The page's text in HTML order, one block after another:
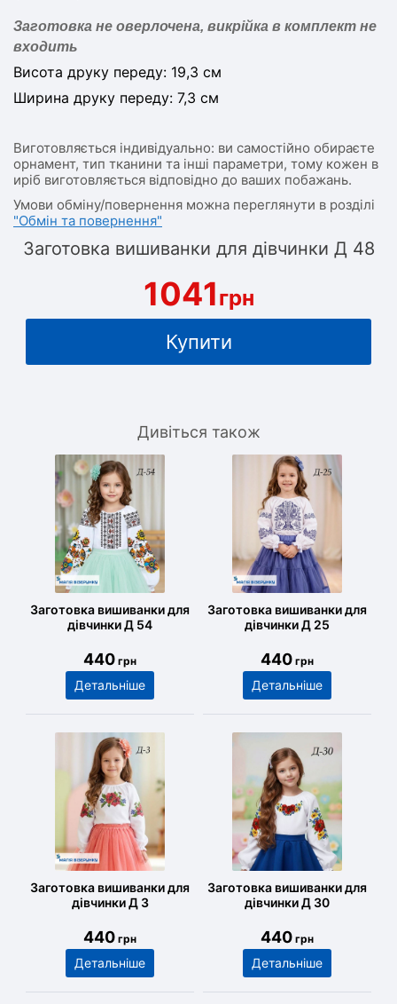
Заготовка не оверлочена, викрійка в комплект не
входить
Висота друку переду: 19,3 см
Ширина друку переду: 7,3 см
Виготовляється індивідуально: ви самостійно обираєте
орнамент, тип тканини та інші параметри, тому кожен в
иріб виготовляється відповідно до ваших побажань.
Умови обміну/повернення можна переглянути в розділі
"Обмін та повернення"
Заготовка вишиванки для дівчинки Д 48
1041грн
Купити
Дивіться також
Заготовка вишиванки для
дівчинки Д 54
440 грн
Детальніше
Заготовка вишиванки для
дівчинки Д 25
440 грн
Детальніше
Заготовка вишиванки для
дівчинки Д 3
440 грн
Детальніше
Заготовка вишиванки для
дівчинки Д 30
440 грн
Детальніше